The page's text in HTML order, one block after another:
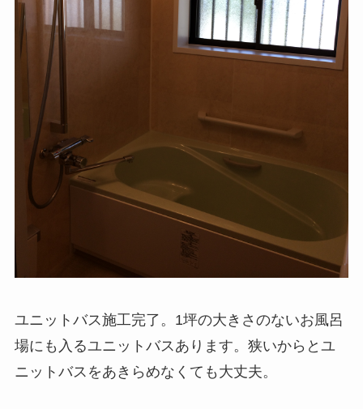
ユニットバス施工完了。1坪の大きさのないお風呂
場にも入るユニットバスあります。狭いからとユ
ニットバスをあきらめなくても大丈夫。